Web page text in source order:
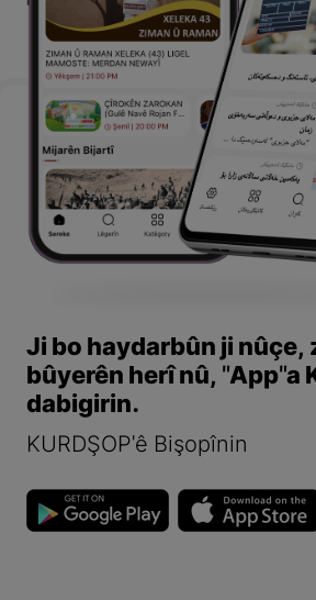
Ji bo haydarbûn ji nûçe,
bûyerên herî nû, "App"a
dabigirin.
KURDŞOP'ê Bişopînin